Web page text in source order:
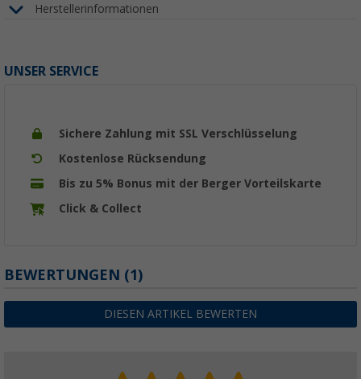
Herstellerinformationen
UNSER SERVICE
Sichere Zahlung mit SSL Verschlüsselung
Kostenlose Rücksendung
Bis zu 5% Bonus mit der Berger Vorteilskarte
Click & Collect
BEWERTUNGEN (1)
DIESEN ARTIKEL BEWERTEN